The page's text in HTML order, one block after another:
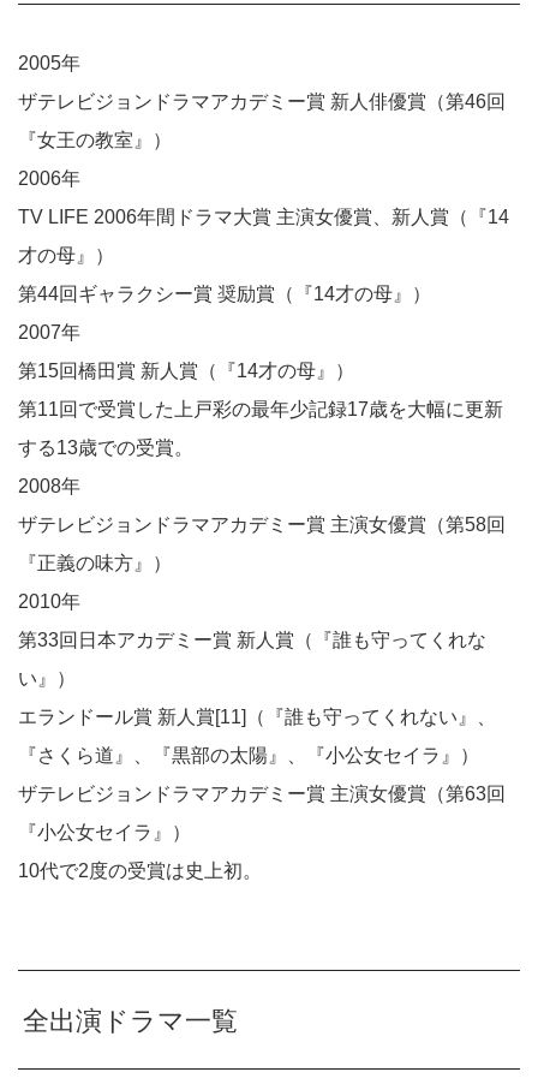
2005年
ザテレビジョンドラマアカデミー賞 新人俳優賞（第46回
『女王の教室』）
2006年
TV LIFE 2006年間ドラマ大賞 主演女優賞、新人賞（『14
才の母』）
第44回ギャラクシー賞 奨励賞（『14才の母』）
2007年
第15回橋田賞 新人賞（『14才の母』）
第11回で受賞した上戸彩の最年少記録17歳を大幅に更新
する13歳での受賞。
2008年
ザテレビジョンドラマアカデミー賞 主演女優賞（第58回
『正義の味方』）
2010年
第33回日本アカデミー賞 新人賞（『誰も守ってくれな
い』）
エランドール賞 新人賞[11]（『誰も守ってくれない』、
『さくら道』、『黒部の太陽』、『小公女セイラ』）
ザテレビジョンドラマアカデミー賞 主演女優賞（第63回
『小公女セイラ』）
10代で2度の受賞は史上初。
全出演ドラマ一覧